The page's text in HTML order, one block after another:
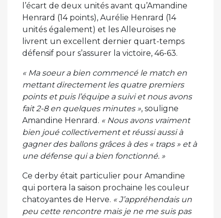
l’écart de deux unités avant qu’Amandine
Henrard (14 points), Aurélie Henrard (14
unités également) et les Alleuroises ne
livrent un excellent dernier quart-temps
défensif pour s’assurer la victoire, 46-63.
« Ma soeur a bien commencé le match en
mettant directement les quatre premiers
points et puis l’équipe a suivi et nous avons
fait 2-8 en quelques minutes », souligne
Amandine Henrard. « Nous avons vraiment
bien joué collectivement et réussi aussi à
gagner des ballons grâces à des « traps » et à
une défense qui a bien fonctionné. »
Ce derby était particulier pour Amandine
qui portera la saison prochaine les couleur
chatoyantes de Herve. « J’appréhendais un
peu cette rencontre mais je ne me suis pas